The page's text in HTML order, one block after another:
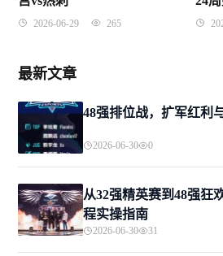
2026-06-29 265
最新文章
48强排位战，扩军红利
2026-06-30 0
从32强精英赛到48强
程实操指南
2026-06-30 31